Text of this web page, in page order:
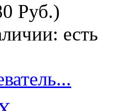
Руб.)
есть